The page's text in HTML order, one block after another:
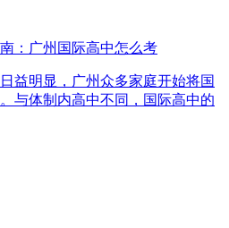
：广州国际高中怎么考
益明显，广州众多家庭开始将国
与体制内高中不同，国际高中的